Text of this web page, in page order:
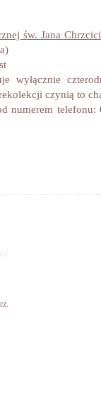
św. Jana
wyłącznie
czynią to
numerem telefonu: